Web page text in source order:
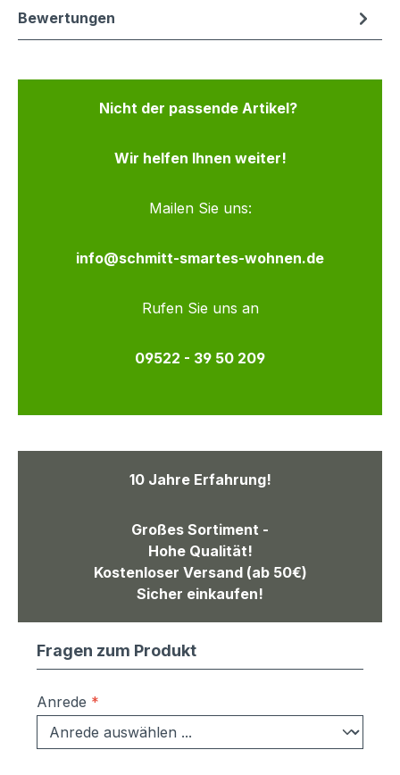
Bewertungen
Nicht der passende Artikel?
Wir helfen Ihnen weiter!
Mailen Sie uns:
info@schmitt-smartes-wohnen.de
Rufen Sie uns an
09522 - 39 50 209
10 Jahre Erfahrung!
Großes Sortiment -
Hohe Qualität!
Kostenloser Versand (ab 50€)
Sicher einkaufen!
Fragen zum Produkt
Anrede *